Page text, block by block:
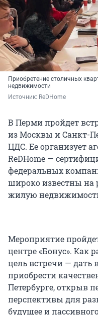
Приобретение столичных
недвижимости
Источник: ReDHome
В Перми пройдет
из Москвы и Санкт-
ЦДС. Ее организует
ReDHome —
федеральных
широко известны на
жилую
Мероприятие
центре «Бонус». Как
цель встречи —
приобрести
Петербурге, открыв
перспективы для
будущее и